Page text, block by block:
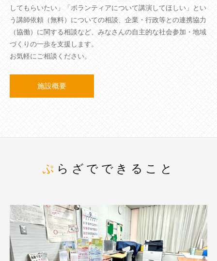
してもらいたい」「ボランティアについて講演してほしい」とい
う講師依頼（無料）についての相談、企業・行政等との連携協力
（協働）に関する相談など、みなさんの自主的な社会参加・地域
づくりの一歩を支援します。
お気軽にご相談ください。
施設概要
ぷらざでできること